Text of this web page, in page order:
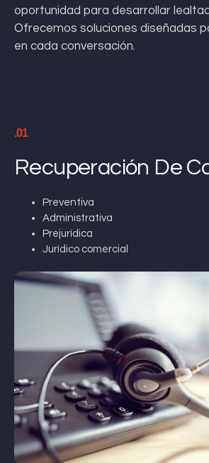
oportunidad para desarrollar
Ofrecemos soluciones diseñadas
en cada conversación.
.01
Recuperación De
Preventiva
Administrativa
Prejurídica
Jurídico comercial